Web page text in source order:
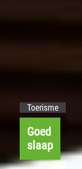
Toerisme
Goed
slaap